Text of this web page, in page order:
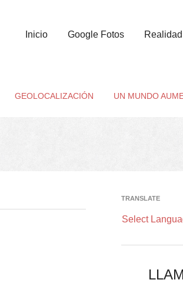
Inicio Google Fotos
GEOLOCALIZACIÓN UN MUNDO
TRANSLATE
Select